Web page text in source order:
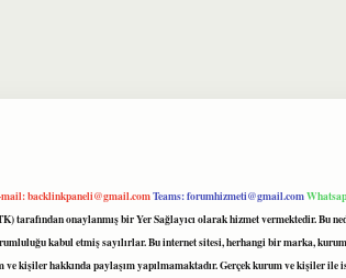
backlinkpaneli@gmail.comTeams:forumhizmeti@gmail.com
tarafından onaylanmış bir Yer Sağlayıcı olarak hizmet vermektedir.
kabul etmiş sayılırlar. Bu internet sitesi, herhangi bir marka,
kişiler hakkında paylaşım yapılmamaktadır. Gerçek kurum ve kişiler